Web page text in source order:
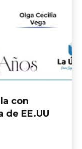
con
EE.UU